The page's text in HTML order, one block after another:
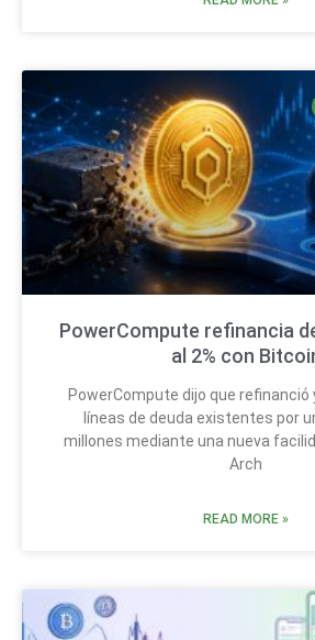
PowerCompute refinancia
al 2% con
PowerCompute dijo que
líneas de deuda existentes por
millones mediante una nueva
Arch
READ MORE »